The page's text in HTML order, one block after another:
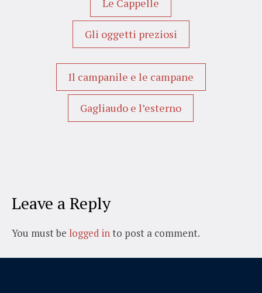
Le Cappelle
Gli oggetti preziosi
Il campanile e le campane
Gagliaudo e l’esterno
Leave a Reply
You must be logged into post a comment.